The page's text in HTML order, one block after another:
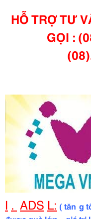
HỖ TRỢ TƯ
GỌI :
I . ADS L: ( tăn g